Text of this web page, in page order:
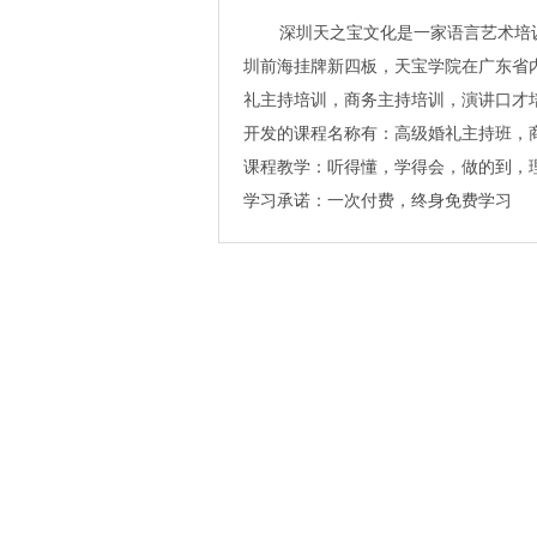
深圳天之宝文化是一家语言艺术培
圳前海挂牌新四板，天宝学院在广东
礼主持培训，商务主持培训，演讲口才
开发的课程名称有：高级婚礼主持班
课程教学：听得懂，学得会，做的到，
学习承诺：一次付费，终身免费学习